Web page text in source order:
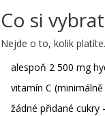
Co si
Nejde o to, kolik
alespoň 2 500 mg
vitamín C
žádné přidané